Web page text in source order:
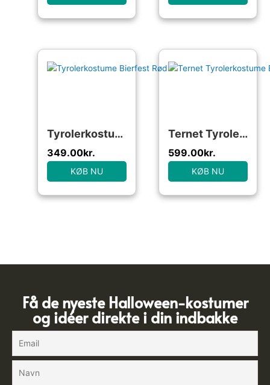
Tyrolerkostume Bierfest Rød
349.00kr.
KØB NU
Ternet Tyrolerkostume Blå
599.00kr.
KØB NU
Få de nyeste Halloween-kostumer
og idéer direkte i din indbakke